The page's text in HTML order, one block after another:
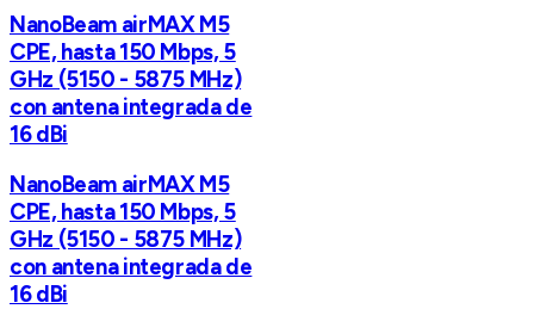
NanoBeam airMAX M5
CPE, hasta 150 Mbps, 5
GHz (5150 - 5875 MHz)
con antena integrada de
16 dBi
NanoBeam airMAX M5
CPE, hasta 150 Mbps, 5
GHz (5150 - 5875 MHz)
con antena integrada de
16 dBi